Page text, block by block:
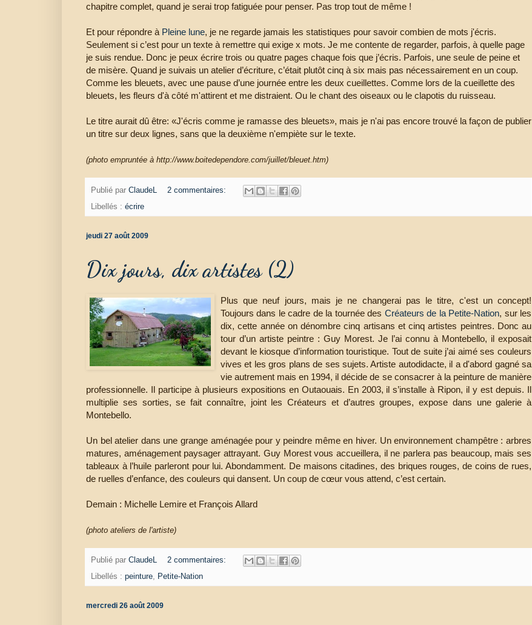
chapitre complet, quand je serai trop fatiguée pour penser. Pas trop tout de même !
Et pour répondre à Pleine lune, je ne regarde jamais les statistiques pour savoir combien de mots j'écris.
Seulement si c’est pour un texte à remettre qui exige x mots. Je me contente de regarder, parfois, à quelle page
je suis rendue. Donc je peux écrire trois ou quatre pages chaque fois que j’écris. Parfois, une seule de peine et
de misère. Quand je suivais un atelier d’écriture, c’était plutôt cinq à six mais pas nécessairement en un coup.
Comme les bleuets, avec une pause d’une journée entre les deux cueillettes. Comme lors de la cueillette des
bleuets, les fleurs d'à côté m'attirent et me distraient. Ou le chant des oiseaux ou le clapotis du ruisseau.
Le titre aurait dû être: «J'écris comme je ramasse des bleuets», mais je n'ai pas encore trouvé la façon de publier
un titre sur deux lignes, sans que la deuxième n'empiète sur le texte.
(photo empruntée à http://www.boitedependore.com/juillet/bleuet.htm)
Publié par ClaudeL
2 commentaires:
Libellés : écrire
jeudi 27 août 2009
Dix jours, dix artistes (2)
Plus que neuf jours, mais je ne changerai pas le titre, c'est un concept!
Toujours dans le cadre de la tournée des Créateurs de la Petite-Nation, sur les
dix, cette année on dénombre cinq artisans et cinq artistes peintres. Donc au
tour d’un artiste peintre : Guy Morest. Je l’ai connu à Montebello, il exposait
devant le kiosque d’information touristique. Tout de suite j’ai aimé ses couleurs
vives et les gros plans de ses sujets. Artiste autodidacte, il a d'abord gagné sa
vie autrement mais en 1994, il décide de se consacrer à la peinture de manière
professionnelle. Il participe à plusieurs expositions en Outaouais. En 2003, il s’installe à Ripon, il y est depuis. Il
multiplie ses sorties, se fait connaître, joint les Créateurs et d’autres groupes, expose dans une galerie à
Montebello.
Un bel atelier dans une grange aménagée pour y peindre même en hiver. Un environnement champêtre : arbres
matures, aménagement paysager attrayant. Guy Morest vous accueillera, il ne parlera pas beaucoup, mais ses
tableaux à l’huile parleront pour lui. Abondamment. De maisons citadines, des briques rouges, de coins de rues,
de ruelles d’enfance, des couleurs qui dansent. Un coup de cœur vous attend, c’est certain.
Demain : Michelle Lemire et François Allard
(photo ateliers de l'artiste)
Publié par ClaudeL
2 commentaires:
Libellés : peinture, Petite-Nation
mercredi 26 août 2009